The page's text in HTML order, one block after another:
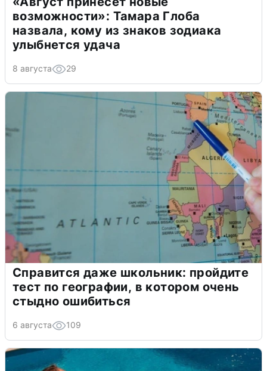
возможности»: Тамара Глоба
назвала, кому из знаков зодиака
улыбнется удача
8 августа 29
Справится даже школьник: пройдите
тест по географии, в котором очень
стыдно ошибиться
6 августа 109